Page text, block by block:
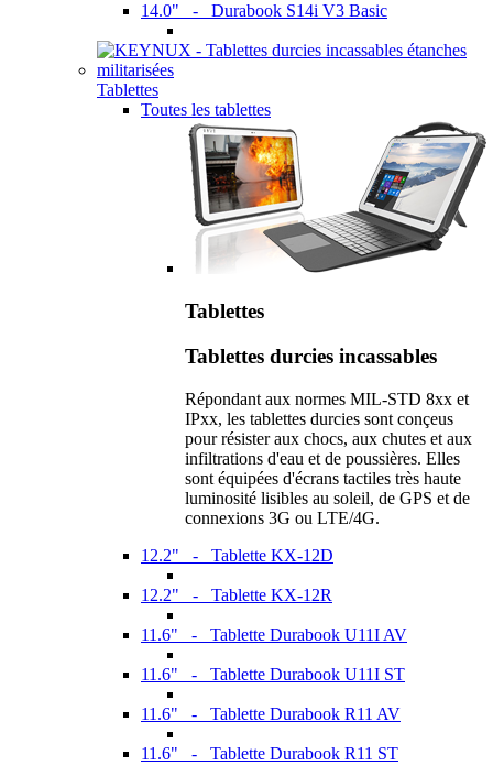
14.0" - Durabook S14i V3 Basic
Tablettes
Toutes les tablettes
Tablettes
Tablettes durcies incassables
Répondant aux normes MIL-STD 8xx et
IPxx, les tablettes durcies sont conçeus
pour résister aux chocs, aux chutes et aux
infiltrations d'eau et de poussières. Elles
sont équipées d'écrans tactiles très haute
luminosité lisibles au soleil, de GPS et de
connexions 3G ou LTE/4G.
12.2" - Tablette KX-12D
12.2" - Tablette KX-12R
11.6" - Tablette Durabook U11I AV
11.6" - Tablette Durabook U11I ST
11.6" - Tablette Durabook R11 AV
11.6" - Tablette Durabook R11 ST